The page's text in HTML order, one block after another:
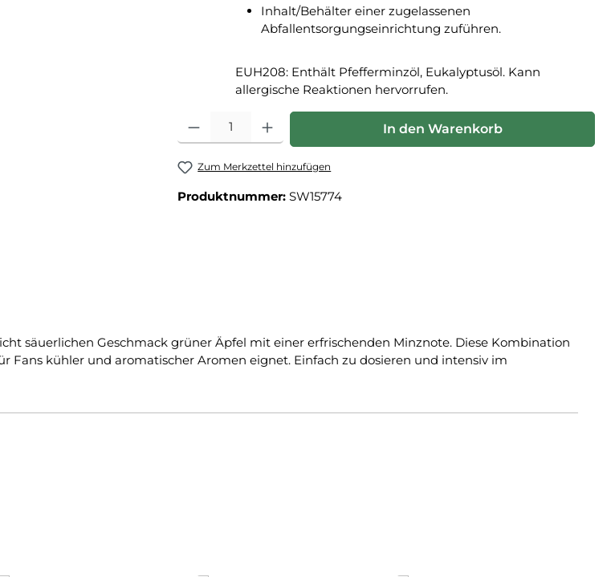
Inhalt/Behälter einer zugelassenen
Abfallentsorgungseinrichtung zuführen.
EUH208: Enthält Pfefferminzöl, Eukalyptusöl. Kann
allergische Reaktionen hervorrufen.
Produkt Anzahl: Gib den gewünschten Wert ein oder benutze die
In den Warenkorb
Zum Merkzettel hinzufügen
Produktnummer: SW15774
säuerlichen Geschmack grüner Äpfel mit einer erfrischenden Minznote. Diese Kombination
Fans kühler und aromatischer Aromen eignet. Einfach zu dosieren und intensiv im